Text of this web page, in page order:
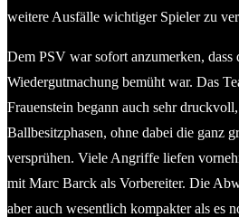
weitere Ausfälle wichtiger Spieler zu
Dem PSV war sofort anzumerken, dass
Wiedergutmachung bemüht war. Das
Frauenstein begann auch sehr
Ballbesitzphasen, ohne dabei die ganz
versprühen. Viele Angriffe liefen
mit Marc Barck als Vorbereiter. Die
aber auch wesentlich kompakter als es